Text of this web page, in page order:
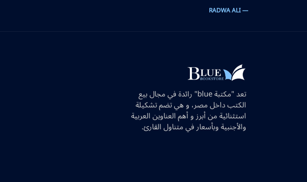
— RADWA ALI
تعد "مكتبة blue" رائدة في مجال بيع
الكتب داخل مصر، و هي تضم تشكيلة
استثنائية من أبرز و أهم العناوين العربية
والأجنبية وبأسعار في متناول القارئ.